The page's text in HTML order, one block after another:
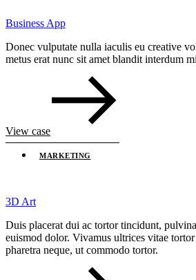
Business App
Donec vulputate nulla iaculis eu creative
metus erat nunc sit amet blandit interdum
View case
MARKETING
3D Art
Duis placerat dui ac tortor tincidunt,
euismod dolor. Vivamus ultrices vitae
pharetra neque, ut commodo tortor.